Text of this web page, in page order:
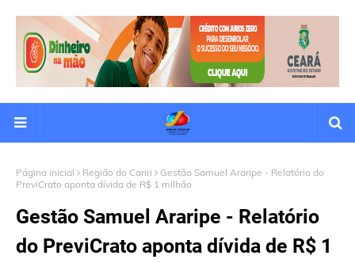
Página inicial Região do Cariri
Gestão Samuel Araripe - Relatório do
PreviCrato aponta dívida de R$ 1 milhão
Gestão Samuel Araripe - Relatório
do PreviCrato aponta dívida de R$ 1